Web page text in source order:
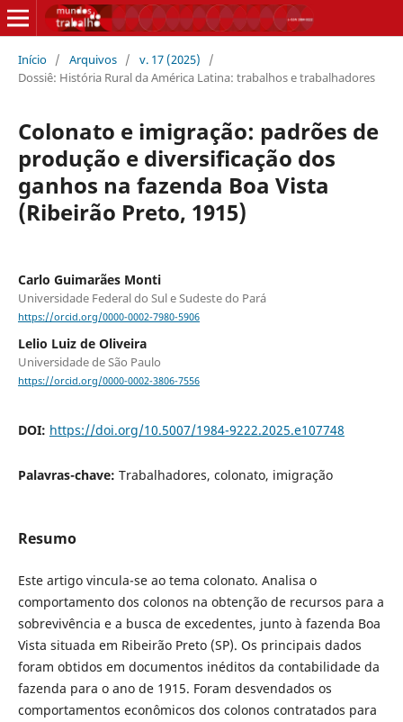
Início / Arquivos / v. 17 (2025)
/
Dossiê: História Rural da América Latina: trabalhos e trabalhadores
Colonato e imigração: padrões de
produção e diversificação dos
ganhos na fazenda Boa Vista
(Ribeirão Preto, 1915)
Carlo Guimarães Monti
Universidade Federal do Sul e Sudeste do Pará
https://orcid.org/0000-0002-7980-5906
Lelio Luiz de Oliveira
Universidade de São Paulo
https://orcid.org/0000-0002-3806-7556
DOI: https://doi.org/10.5007/1984-9222.2025.e107748
Palavras-chave: Trabalhadores, colonato, imigração
Resumo
Este artigo vincula-se ao tema colonato. Analisa o
comportamento dos colonos na obtenção de recursos para a
sobrevivência e a busca de excedentes, junto à fazenda Boa
Vista situada em Ribeirão Preto (SP). Os principais dados
foram obtidos em documentos inéditos da contabilidade da
fazenda para o ano de 1915. Foram desvendados os
comportamentos econômicos dos colonos contratados para